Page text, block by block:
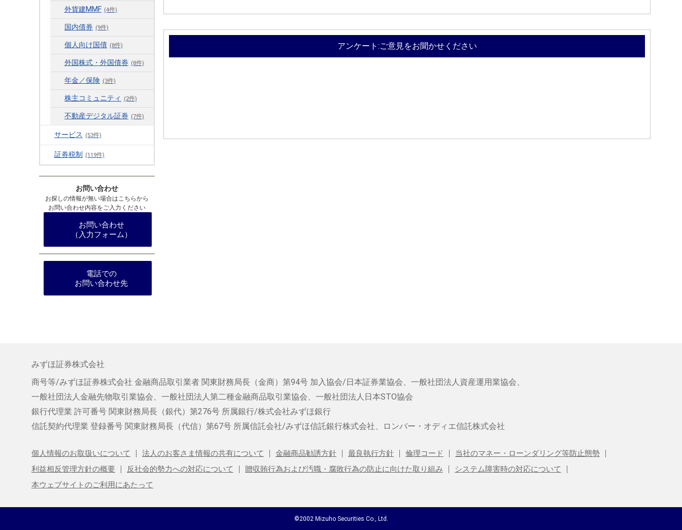
外貨建MMF (4件)
国内債券 (9件)
個人向け国債 (8件)
外国株式・外国債券 (8件)
年金／保険 (3件)
株主コミュニティ (2件)
不動産デジタル証券 (7件)
サービス (53件)
証券税制 (119件)
お問い合わせ
お探しの情報が無い場合はこちらから
お問い合わせ内容をご入力ください
お問い合わせ
（入力フォーム）
電話での
お問い合わせ先
アンケート:ご意見をお聞かせください
みずほ証券株式会社
商号等/みずほ証券株式会社 金融商品取引業者 関東財務局長（金商）第94号 加入協会/日本証券業協会、一般社団法人資産運用業協会、
一般社団法人金融先物取引業協会、 一般社団法人第二種金融商品取引業協会、一般社団法人日本STO協会
銀行代理業 許可番号 関東財務局長（銀代）第276号 所属銀行/株式会社みずほ銀行
信託契約代理業 登録番号 関東財務局長（代信）第67号 所属信託会社/みずほ信託銀行株式会社、ロンバー・オディエ信託株式会社
個人情報のお取扱いについて 法人のお客さま情報の共有について 金融商品勧誘方針 最良執行方針 倫理コード
当社のマネー・ローンダリング等防止態勢
利益相反管理方針の概要
反社会的勢力への対応について 贈収賄行為および汚職・腐敗行為の防止に向けた取り組み
システム障害時の対応について
本ウェブサイトのご利用にあたって
©2002 Mizuho Securities Co., Ltd.